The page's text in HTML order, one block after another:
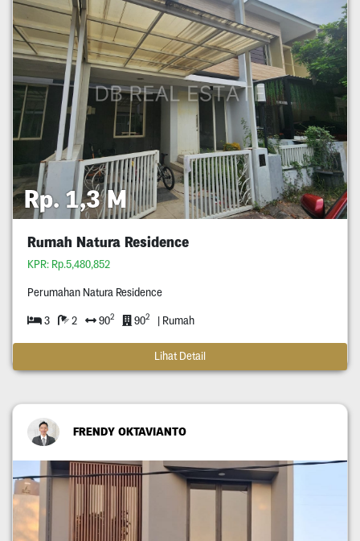
Rp. 1,3 M
Rumah Natura Residence
KPR: Rp.5,480,852
Perumahan Natura Residence
3 2 902 902 | Rumah
Lihat Detail
FRENDY OKTAVIANTO